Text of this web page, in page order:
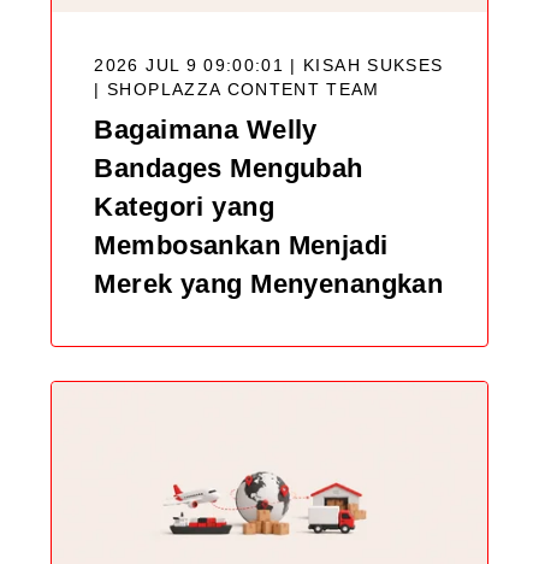
2026 JUL 9 09:00:01 | KISAH SUKSES
|SHOPLAZZA CONTENT TEAM
Bagaimana Welly
Bandages Mengubah
Kategori yang
Membosankan Menjadi
Merek yang Menyenangkan